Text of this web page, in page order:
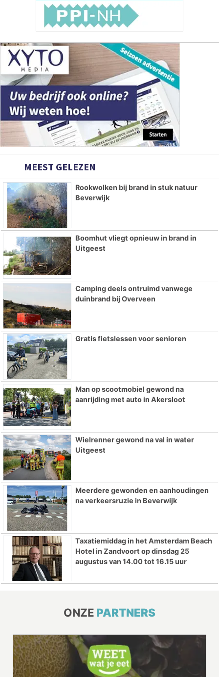
MEEST GELEZEN
Rookwolken bij brand in stuk natuur
Beverwijk
Boomhut vliegt opnieuw in brand in
Uitgeest
Camping deels ontruimd vanwege
duinbrand bij Overveen
Gratis fietslessen voor senioren
Man op scootmobiel gewond na
aanrijding met auto in Akersloot
Wielrenner gewond na val in water
Uitgeest
Meerdere gewonden en aanhoudingen
na verkeersruzie in Beverwijk
Taxatiemiddag in het Amsterdam Beach
Hotel in Zandvoort op dinsdag 25
augustus van 14.00 tot 16.15 uur
ONZE PARTNERS